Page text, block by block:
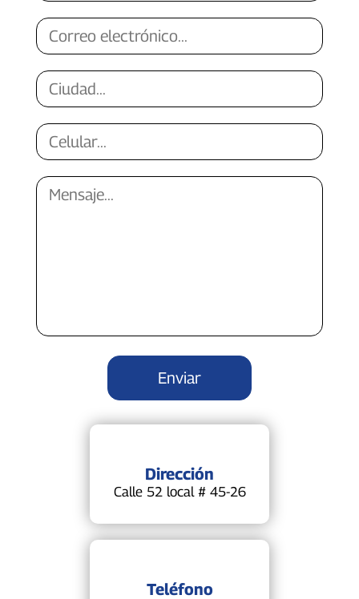
Dirección
Calle 52 local # 45-26
Teléfono